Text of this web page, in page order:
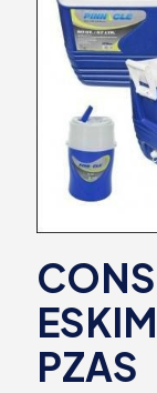
PZAS